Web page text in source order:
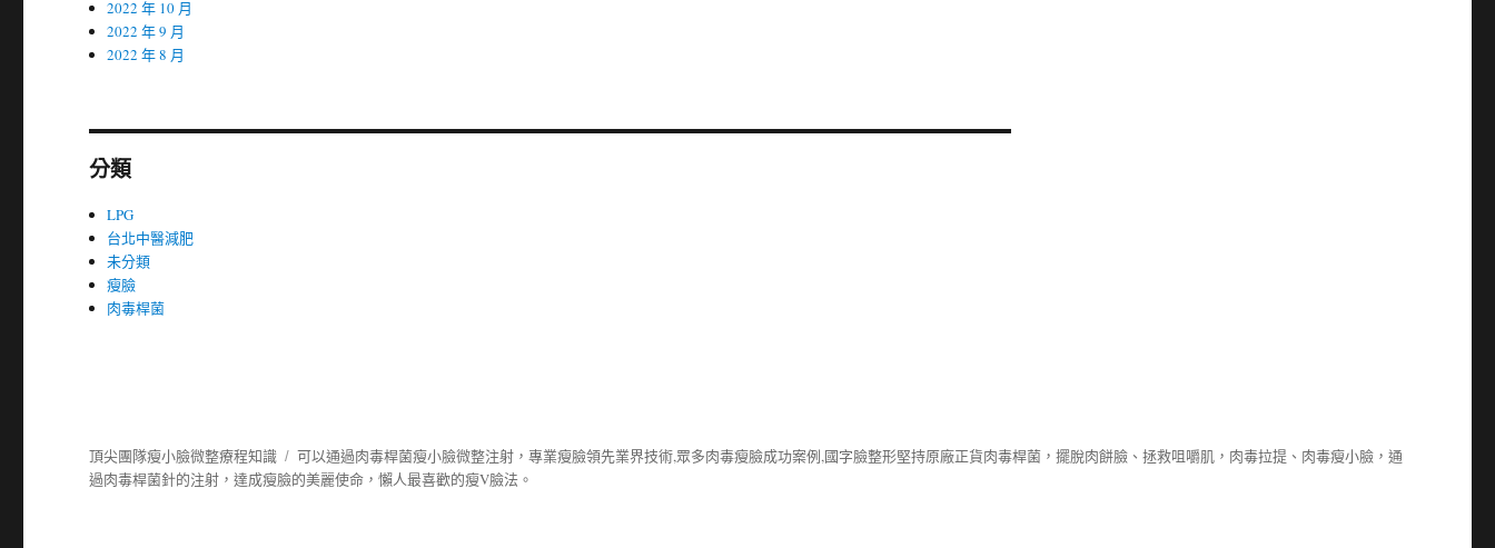
2022 年 10 月
2022 年 9 月
2022 年 8 月
分類
LPG
台北中醫減肥
未分類
瘦臉
肉毒桿菌
頂尖團隊瘦小臉微整療程知識 可以通過肉毒桿菌瘦小臉微整注射，專業瘦臉領先業界技術,眾多肉毒瘦臉成功案例,國字臉整形堅持原廠正貨肉毒桿菌，擺脫肉餅臉、拯救咀嚼肌，肉毒拉提、肉毒瘦小臉，通
過肉毒桿菌針的注射，達成瘦臉的美麗使命，懶人最喜歡的瘦V臉法。